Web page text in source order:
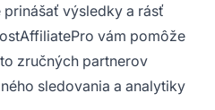
výsledky a rásť
vám pomôže
zručných partnerov
sledovania a analytiky